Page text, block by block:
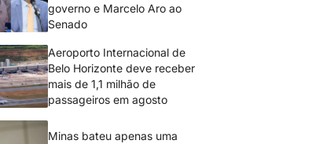
governo e Marcelo Aro ao
Senado
Aeroporto Internacional de
Belo Horizonte deve receber
mais de 1,1 milhão de
passageiros em agosto
Minas bateu apenas uma